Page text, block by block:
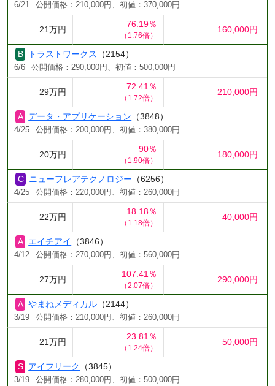
6/21 公開価格：210,000円、初値：370,000円
21万円
76.19％
（1.76倍）
160,000円
トラストワークス （2154）
6/6 公開価格：290,000円、初値：500,000円
29万円
72.41％
（1.72倍）
210,000円
データ・アプリケーション （3848）
4/25 公開価格：200,000円、初値：380,000円
20万円
90％
（1.90倍）
180,000円
ニューフレアテクノロジー （6256）
4/25 公開価格：220,000円、初値：260,000円
22万円
18.18％
（1.18倍）
40,000円
エイチアイ （3846）
4/12 公開価格：270,000円、初値：560,000円
27万円
107.41％
（2.07倍）
290,000円
やまねメディカル （2144）
3/19 公開価格：210,000円、初値：260,000円
21万円
23.81％
（1.24倍）
50,000円
アイフリーク （3845）
3/19 公開価格：280,000円、初値：500,000円